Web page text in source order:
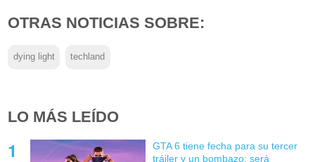
OTRAS NOTICIAS SOBRE:
dying light techland
LO MÁS LEÍDO
GTA 6 tiene fecha para su tercer
tráiler y un bombazo: será